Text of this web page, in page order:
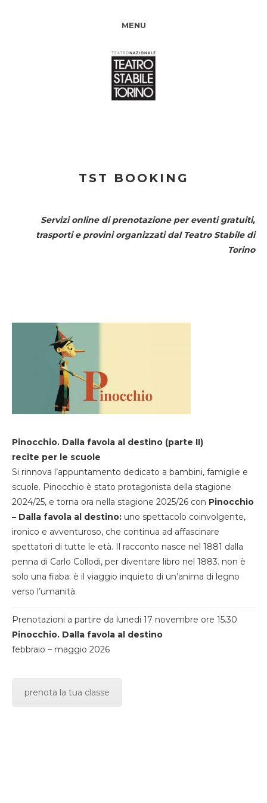
MENU
TST BOOKING
Servizi online di prenotazione per eventi gratuiti,
trasporti e provini organizzati dal Teatro Stabile di
Torino
Pinocchio. Dalla favola al destino (parte II)
recite per le scuole
Si rinnova l’appuntamento dedicato a bambini, famiglie e
scuole. Pinocchio è stato protagonista della stagione
2024/25, e torna ora nella stagione 2025/26 con Pinocchio
– Dalla favola al destino: uno spettacolo coinvolgente,
ironico e avventuroso, che continua ad affascinare
spettatori di tutte le età. Il racconto nasce nel 1881 dalla
penna di Carlo Collodi, per diventare libro nel 1883. non è
solo una fiaba: è il viaggio inquieto di un’anima di legno
verso l’umanità.
Prenotazioni a partire da lunedi 17 novembre ore 15.30
Pinocchio. Dalla favola al destino
febbraio – maggio 2026
prenota la tua classe